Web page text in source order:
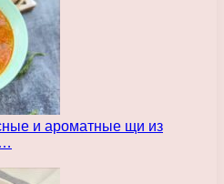
и ароматные щи из